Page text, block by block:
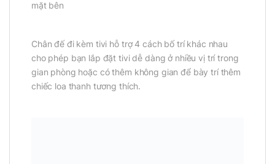
mặt bên
Chân đế đi kèm tivi hỗ trợ 4 cách bố trí khác nhau
cho phép bạn lắp đặt tivi dễ dàng ở nhiều vị trí trong
gian phòng hoặc có thêm không gian để bày trí thêm
chiếc loa thanh tương thích.